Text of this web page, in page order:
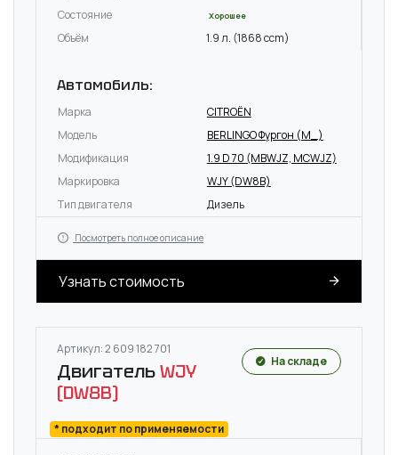
Состояние
Хорошее
Объём 1.9 л. (1868 ccm)
Автомобиль:
Марка
CITROËN
Модель
BERLINGO Фургон (M_)
Модификация
1.9 D 70 (MBWJZ, MCWJZ)
Маркировка
WJY (DW8B)
Тип двигателя
Дизель
Посмотреть полное описание
Узнать стоимость
Артикул: 2 609 182 701
ДвигательWJY
(DW8B)
* подходит по применяемости
На складе